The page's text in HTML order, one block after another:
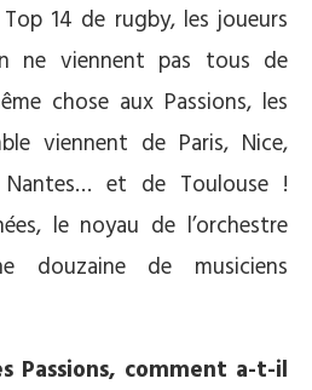
14 de rugby, les joueurs
ne viennent pas tous de
chose aux Passions, les
viennent de Paris, Nice,
Nantes… et de Toulouse !
le noyau de l’orchestre
douzaine de musiciens
Passions, comment a-t-il